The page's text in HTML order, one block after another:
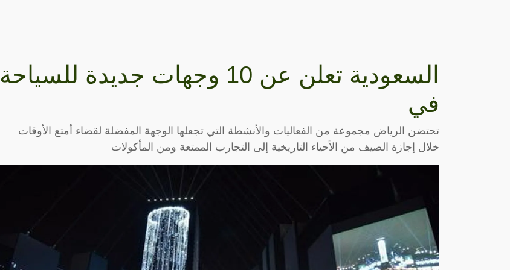
السعودية تعلن عن 10 وجهات جديدة للسياحة
في
تحتضن الرياض مجموعة من الفعاليات والأنشطة التي تجعلها الوجهة المفضلة لقضاء أمتع الأوقات
خلال إجازة الصيف من الأحياء التاريخية إلى التجارب الممتعة ومن المأكولات